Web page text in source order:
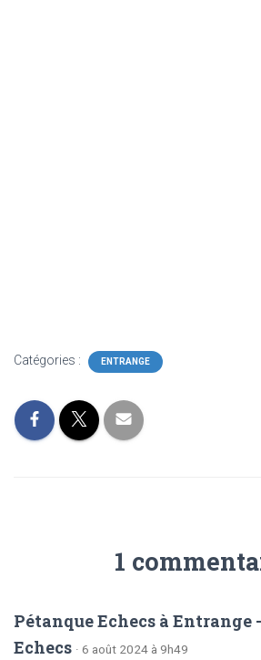
Catégories : ENTRANGE
1
Pétanque Echecs à
Echecs · 6 août 2024 à 9h49